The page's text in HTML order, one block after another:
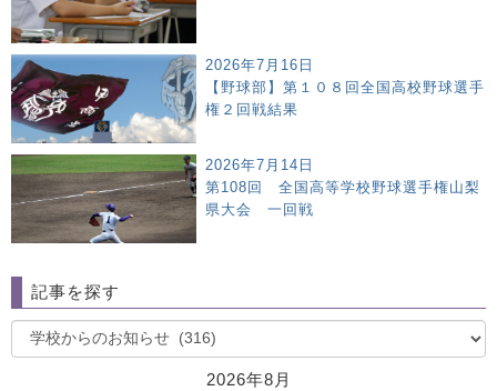
2026年7月16日
【野球部】第１０８回全国高校野球選手
権２回戦結果
2026年7月14日
第108回 全国高等学校野球選手権山梨
県大会 一回戦
記事を探す
2026年8月